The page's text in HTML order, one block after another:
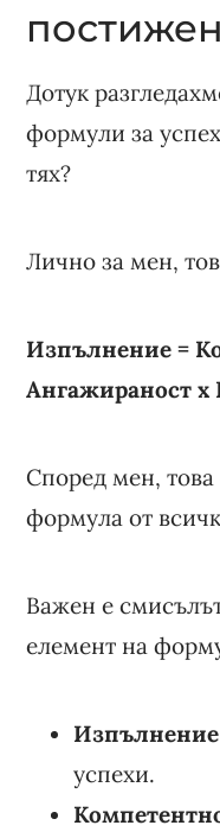
Дотук
формули за
тях?
Лично за мен,
Изпълнение =
Ангажираност
Според мен,
формула от
Важен е
елемент на
Изпълнение
успехи.